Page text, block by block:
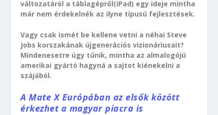
változatáról a táblagépről(iPad) egy ideje mintha
már nem érdekelnék az ilyne típusú fejlesztések.
Vagy csak ismét be kellene vetni a néhai Steve
Jobs korszakának újgenerációs vizionáriusait?
Mindenesetre úgy tűnik, mintha az almalogójú
amerikai gyártó hagyná a sajtot kiénekelni a
szájából.
A Mate X Európában az elsők között
érkezhet a magyar piacra is